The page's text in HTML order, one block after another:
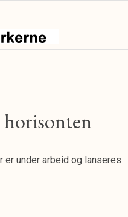
er under arbeid og lanseres